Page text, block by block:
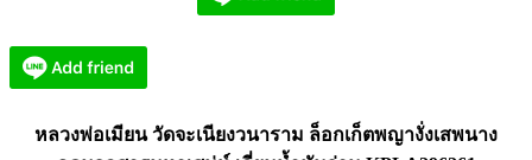
เลี่ยม
น้ำมัน
KPLA296261
หลวงพ่อเมียน วัดจะเนียงวนาราม ล็อกเก็ตพญางั่งเสพนาง